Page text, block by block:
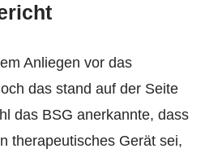
Anliegen vor das
das stand auf der Seite
das BSG anerkannte, dass
therapeutisches Gerät sei,